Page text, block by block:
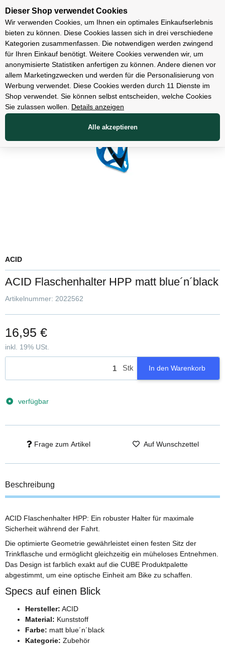
Unsere Filialen
Zubehör
ACID
ACID Flaschenhalter HPP matt blue´n´black
Artikelnummer: 2022562
16,95 €
inkl. 19% USt.
Stk In den Warenkorb
verfügbar
Frage zum Artikel Auf Wunschzettel
Beschreibung
ACID Flaschenhalter HPP: Ein robuster Halter für maximale
Sicherheit während der Fahrt.
Die optimierte Geometrie gewährleistet einen festen Sitz der
Trinkflasche und ermöglicht gleichzeitig ein müheloses Entnehmen.
Das Design ist farblich exakt auf die CUBE Produktpalette
abgestimmt, um eine optische Einheit am Bike zu schaffen.
Specs auf einen Blick
Hersteller: ACID
Material: Kunststoff
Farbe: matt blue´n´black
Kategorie: Zubehör
Dieser Shop verwendet Cookies
Wir verwenden Cookies, um Ihnen ein optimales Einkaufserlebnis
bieten zu können. Diese Cookies lassen sich in drei verschiedene
Kategorien zusammenfassen. Die notwendigen werden zwingend
für Ihren Einkauf benötigt. Weitere Cookies verwenden wir, um
anonymisierte Statistiken anfertigen zu können. Andere dienen vor
allem Marketingzwecken und werden für die Personalisierung von
Werbung verwendet. Diese Cookies werden durch 11 Dienste im
Shop verwendet. Sie können selbst entscheiden, welche Cookies
Sie zulassen wollen.
Details anzeigen
Alle akzeptieren